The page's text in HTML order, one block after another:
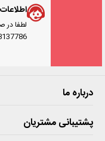
لطفا در
درباره ما
پشتیبانی مشتریان